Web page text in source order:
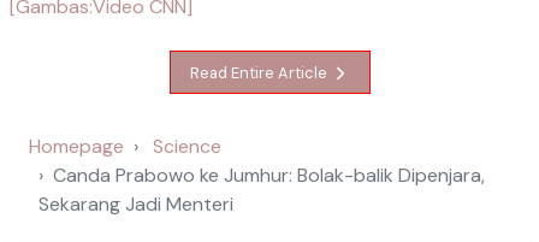
[Gambas:Video CNN]
Read Entire Article
Homepage
Science
Canda Prabowo ke Jumhur: Bolak-balik Dipenjara,
Sekarang Jadi Menteri